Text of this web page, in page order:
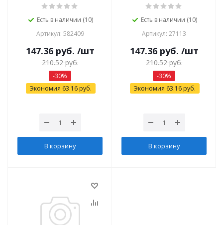
Есть в наличии (10)
Артикул: 582409
147.36руб. /шт
210.52руб.
-30%
Экономия 63.16 руб.
В корзину
Есть в наличии (10)
Артикул: 27113
147.36руб. /шт
210.52руб.
-30%
Экономия 63.16 руб.
В корзину